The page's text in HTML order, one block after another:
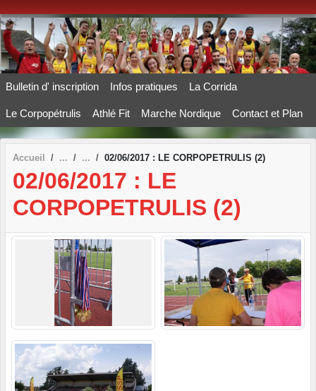
Bulletin d' inscription Infos pratiques La Corrida
Le Corpopétrulis Athlé Fit Marche Nordique Contact et Plan
Accueil 02/06/2017 : LE CORPOPETRULIS (2)
02/06/2017 : LE
CORPOPETRULIS (2)